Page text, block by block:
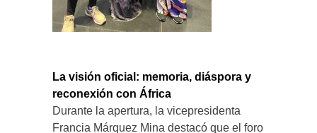
La visión oficial: memoria, diáspora y
reconexión con África
Durante la apertura, la vicepresidenta
Francia Márquez Mina destacó que el foro